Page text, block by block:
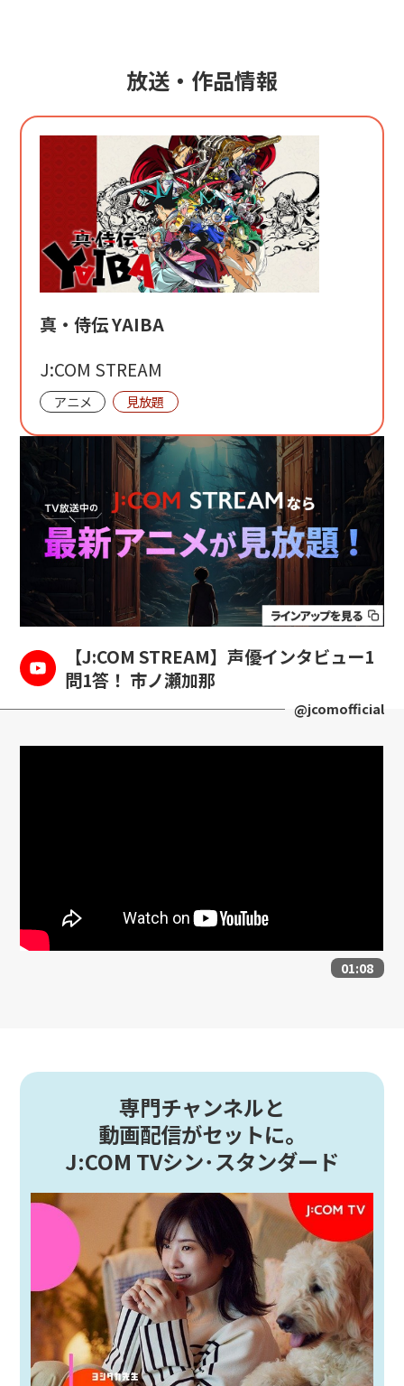
放送・作品情報
真・侍伝 YAIBA
J:COM STREAM
アニメ 見放題
【J:COM STREAM】声優インタビュー1
問1答！ 市ノ瀬加那
@jcomofficial
01:08
専門チャンネルと
動画配信がセットに。
J:COM TVシン･スタンダード